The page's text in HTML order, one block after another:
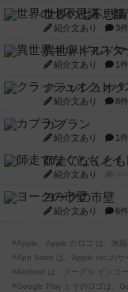
世界の七不思
紹介文あり 3
異世界ギルド
紹介文あり 1
クラッシュオク
紹介文あり 8
カブラン
紹介文あり 1
師走でなくと
紹介文あり
ヨークの市壁
紹介文あり 6
※Apple、Apple のロゴ は、米
※App Store は、Apple Inc.のサ
※Android は、グーグル インコ
※Google Play とそのロゴは、